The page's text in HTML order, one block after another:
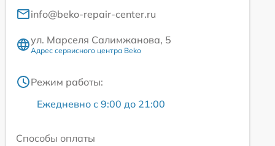
info@beko-repair-center.ru
ул. Марселя Салимжанова, 5
Адрес сервисного центра Beko
Режим работы:
Ежедневно с 9:00 до 21:00
Способы оплаты